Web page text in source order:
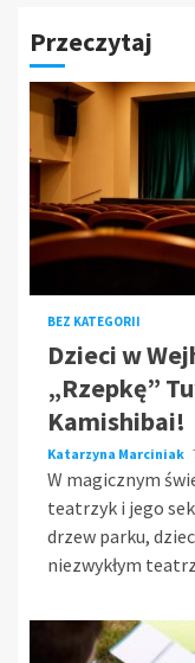
Przeczytaj
BEZ KATEGORII
Dzieci w
„Rzepkę”
Kamishibai!
Katarzyna Marciniak
W magicznym
teatrzyk i jego
drzew parku,
niezwykłym